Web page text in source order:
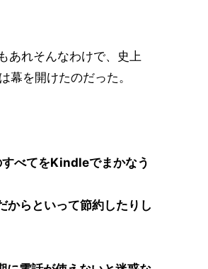
あれそんなわけで、史上
を開けたのだった。
べてをKindleでまかなう
らといって節約したりし